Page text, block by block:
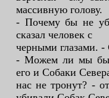
массивную голову.
- Почему бы не
сказал человек с
черными глазами. -
- Можем ли мы
его и Собаки
нас не тронут? -